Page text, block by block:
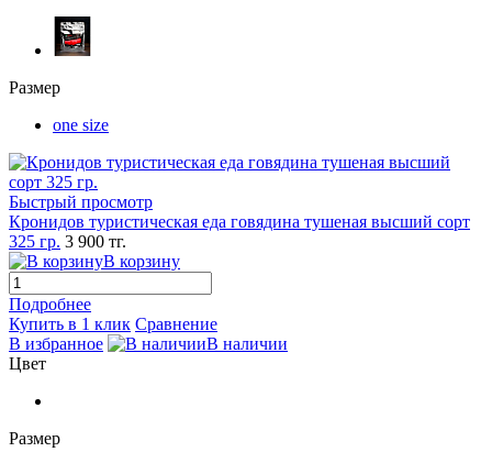
Размер
one size
Быстрый просмотр
Кронидов туристическая еда говядина тушеная высший сорт
325 гр. 3 900 тг.
В корзину
Подробнее
Купить в 1 клик Сравнение
В избранное
В наличии
Цвет
Размер